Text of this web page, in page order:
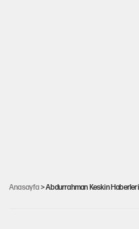
Anasayfa > Abdurrahman Keskin
‘işkenceyle öldürüldü’